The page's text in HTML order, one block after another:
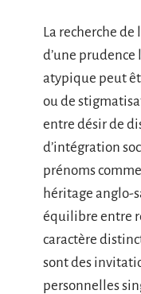
La recherche de
d’une
atypique peut
ou de
entre désir de
d’intégration
prénoms comme
héritage anglo-
équilibre entre
caractère
sont des
personnelles